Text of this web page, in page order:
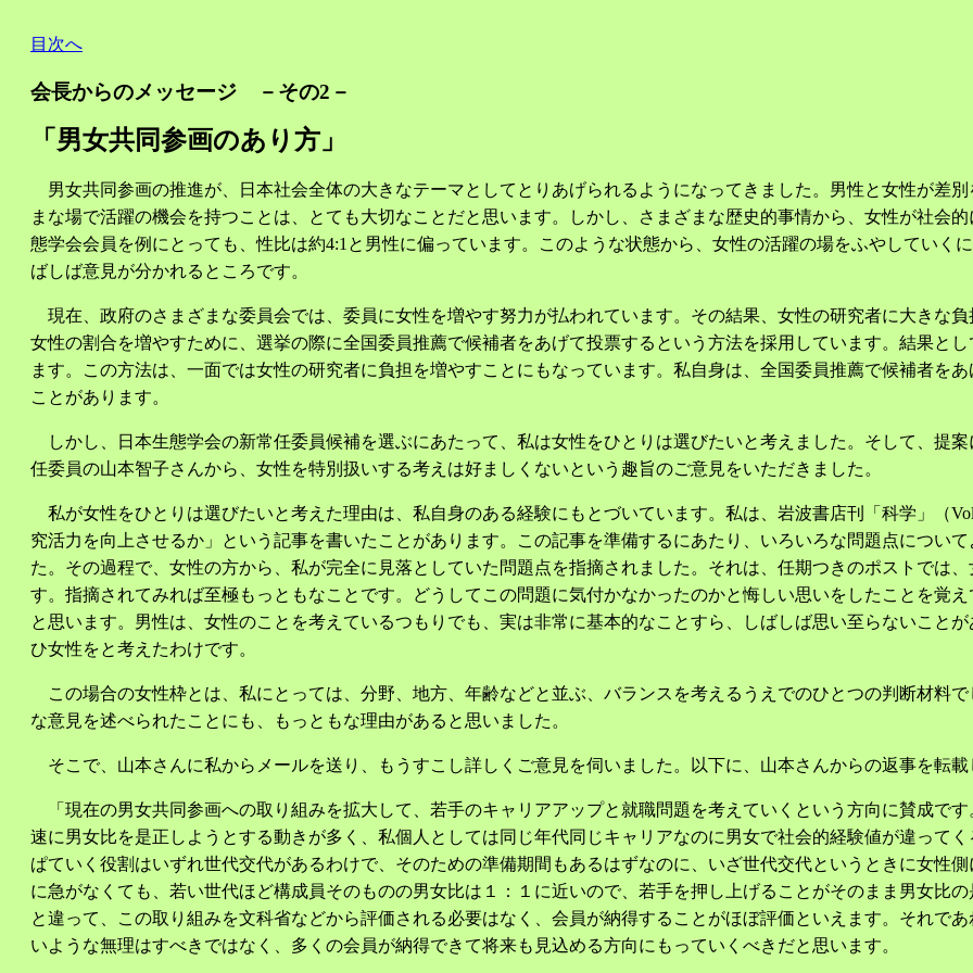
目次へ
会長からのメッセージ －その2－
「男女共同参画のあり方」
男女共同参画の推進が、日本社会全体の大きなテーマとしてとりあげられるようになってきました。男性と女性が差
まな場で活躍の機会を持つことは、とても大切なことだと思います。しかし、さまざまな歴史的事情から、女性が社会
態学会会員を例にとっても、性比は約4:1と男性に偏っています。このような状態から、女性の活躍の場をふやしていく
ばしば意見が分かれるところです。
現在、政府のさまざまな委員会では、委員に女性を増やす努力が払われています。その結果、女性の研究者に大きな
女性の割合を増やすために、選挙の際に全国委員推薦で候補者をあげて投票するという方法を採用しています。結果と
ます。この方法は、一面では女性の研究者に負担を増やすことにもなっています。私自身は、全国委員推薦で候補者を
ことがあります。
しかし、日本生態学会の新常任委員候補を選ぶにあたって、私は女性をひとりは選びたいと考えました。そして、提
任委員の山本智子さんから、女性を特別扱いする考えは好ましくないという趣旨のご意見をいただきました。
私が女性をひとりは選びたいと考えた理由は、私自身のある経験にもとづいています。私は、岩波書店刊「科学」（
究活力を向上させるか」という記事を書いたことがあります。この記事を準備するにあたり、いろいろな問題点につい
た。その過程で、女性の方から、私が完全に見落としていた問題点を指摘されました。それは、任期つきのポストでは
す。指摘されてみれば至極もっともなことです。どうしてこの問題に気付かなかったのかと悔しい思いをしたことを覚
と思います。男性は、女性のことを考えているつもりでも、実は非常に基本的なことすら、しばしば思い至らないこと
ひ女性をと考えたわけです。
この場合の女性枠とは、私にとっては、分野、地方、年齢などと並ぶ、バランスを考えるうえでのひとつの判断材料
な意見を述べられたことにも、もっともな理由があると思いました。
そこで、山本さんに私からメールを送り、もうすこし詳しくご意見を伺いました。以下に、山本さんからの返事を転載
「現在の男女共同参画への取り組みを拡大して、若手のキャリアアップと就職問題を考えていくという方向に賛成で
速に男女比を是正しようとする動きが多く、私個人としては同じ年代同じキャリアなのに男女で社会的経験値が違って
ぱていく役割はいずれ世代交代があるわけで、そのための準備期間もあるはずなのに、いざ世代交代というときに女性
に急がなくても、若い世代ほど構成員そのものの男女比は１：１に近いので、若手を押し上げることがそのまま男女比
と違って、この取り組みを文科省などから評価される必要はなく、会員が納得することがほぼ評価といえます。それで
いような無理はすべきではなく、多くの会員が納得できて将来も見込める方向にもっていくべきだと思います。